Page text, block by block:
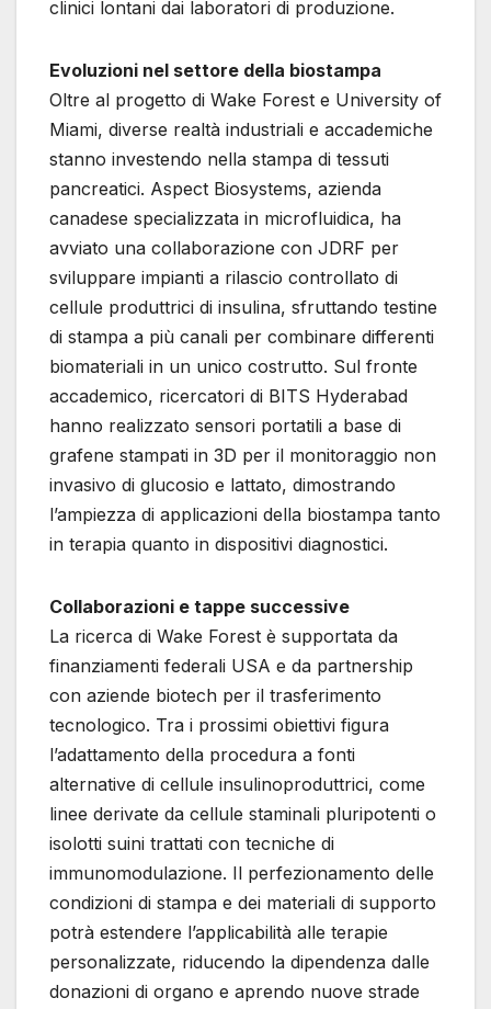
clinici lontani dai laboratori di produzione.
Evoluzioni nel settore della biostampa
Oltre al progetto di Wake Forest e University of
Miami, diverse realtà industriali e accademiche
stanno investendo nella stampa di tessuti
pancreatici. Aspect Biosystems, azienda
canadese specializzata in microfluidica, ha
avviato una collaborazione con JDRF per
sviluppare impianti a rilascio controllato di
cellule produttrici di insulina, sfruttando testine
di stampa a più canali per combinare differenti
biomateriali in un unico costrutto. Sul fronte
accademico, ricercatori di BITS Hyderabad
hanno realizzato sensori portatili a base di
grafene stampati in 3D per il monitoraggio non
invasivo di glucosio e lattato, dimostrando
l’ampiezza di applicazioni della biostampa tanto
in terapia quanto in dispositivi diagnostici.
Collaborazioni e tappe successive
La ricerca di Wake Forest è supportata da
finanziamenti federali USA e da partnership
con aziende biotech per il trasferimento
tecnologico. Tra i prossimi obiettivi figura
l’adattamento della procedura a fonti
alternative di cellule insulinoproduttrici, come
linee derivate da cellule staminali pluripotenti o
isolotti suini trattati con tecniche di
immunomodulazione. Il perfezionamento delle
condizioni di stampa e dei materiali di supporto
potrà estendere l’applicabilità alle terapie
personalizzate, riducendo la dipendenza dalle
donazioni di organo e aprendo nuove strade